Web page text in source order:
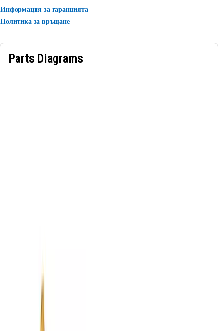
Информация за гаранцията
Политика за връщане
Parts Diagrams